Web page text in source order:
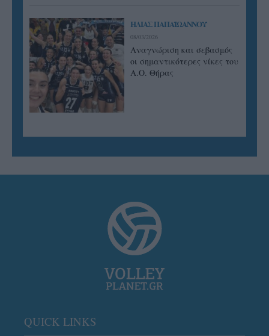
ΗΛΙΑΣ ΠΑΠΑΪΩΑΝΝΟΥ
08/03/2026
Αναγνώριση και σεβασμός
οι σημαντικότερες νίκες του
Α.Ο. Θήρας
QUICK LINKS